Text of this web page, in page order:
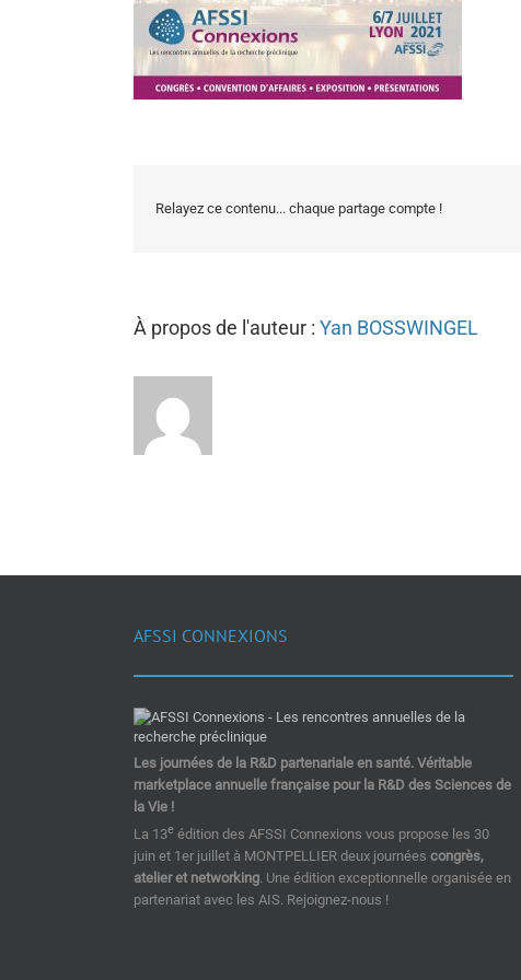
Relayez ce contenu... chaque partage compte !
À propos de l'auteur : Yan BOSSWINGEL
AFSSI CONNEXIONS
Les journées de la R&D partenariale en santé. Véritable
marketplace annuelle française pour la R&D des Sciences de
la Vie !
La 13e édition des AFSSI Connexions vous propose les 30
juin et 1er juillet à MONTPELLIER deux journées congrès,
atelier et networking. Une édition exceptionnelle organisée en
partenariat avec les AIS. Rejoignez-nous !